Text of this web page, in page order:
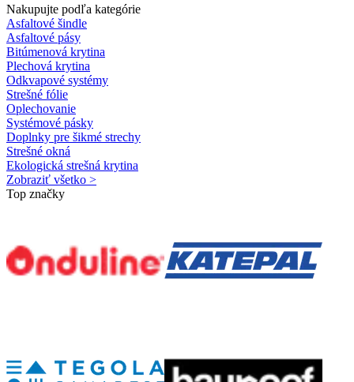
Nakupujte podľa kategórie
Asfaltové šindle
Asfaltové pásy
Bitúmenová krytina
Plechová krytina
Odkvapové systémy
Strešné fólie
Oplechovanie
Systémové pásky
Doplnky pre šikmé strechy
Strešné okná
Ekologická strešná krytina
Zobraziť všetko >
Top značky